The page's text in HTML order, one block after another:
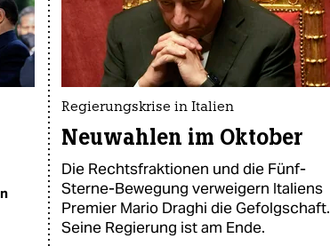
Regierungskrise in Italien
Neuwahlen im Oktober
Die Rechtsfraktionen und die Fünf-
Sterne-Bewegung verweigern Italiens
Premier Mario Draghi die Gefolgschaft.
Seine Regierung ist am Ende.